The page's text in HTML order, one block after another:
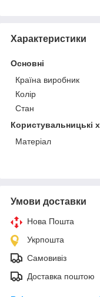
Характеристики
Основні
Країна виробник
Колір
Стан
Користувальницькі
Матеріал
Умови доставки
Нова Пошта
Укрпошта
Самовивіз
Доставка поштою